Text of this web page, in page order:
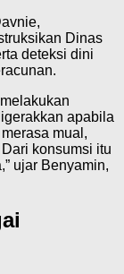
Dinas
deteksi dini
apabila
mual,
konsumsi itu
ujar Benyamin,